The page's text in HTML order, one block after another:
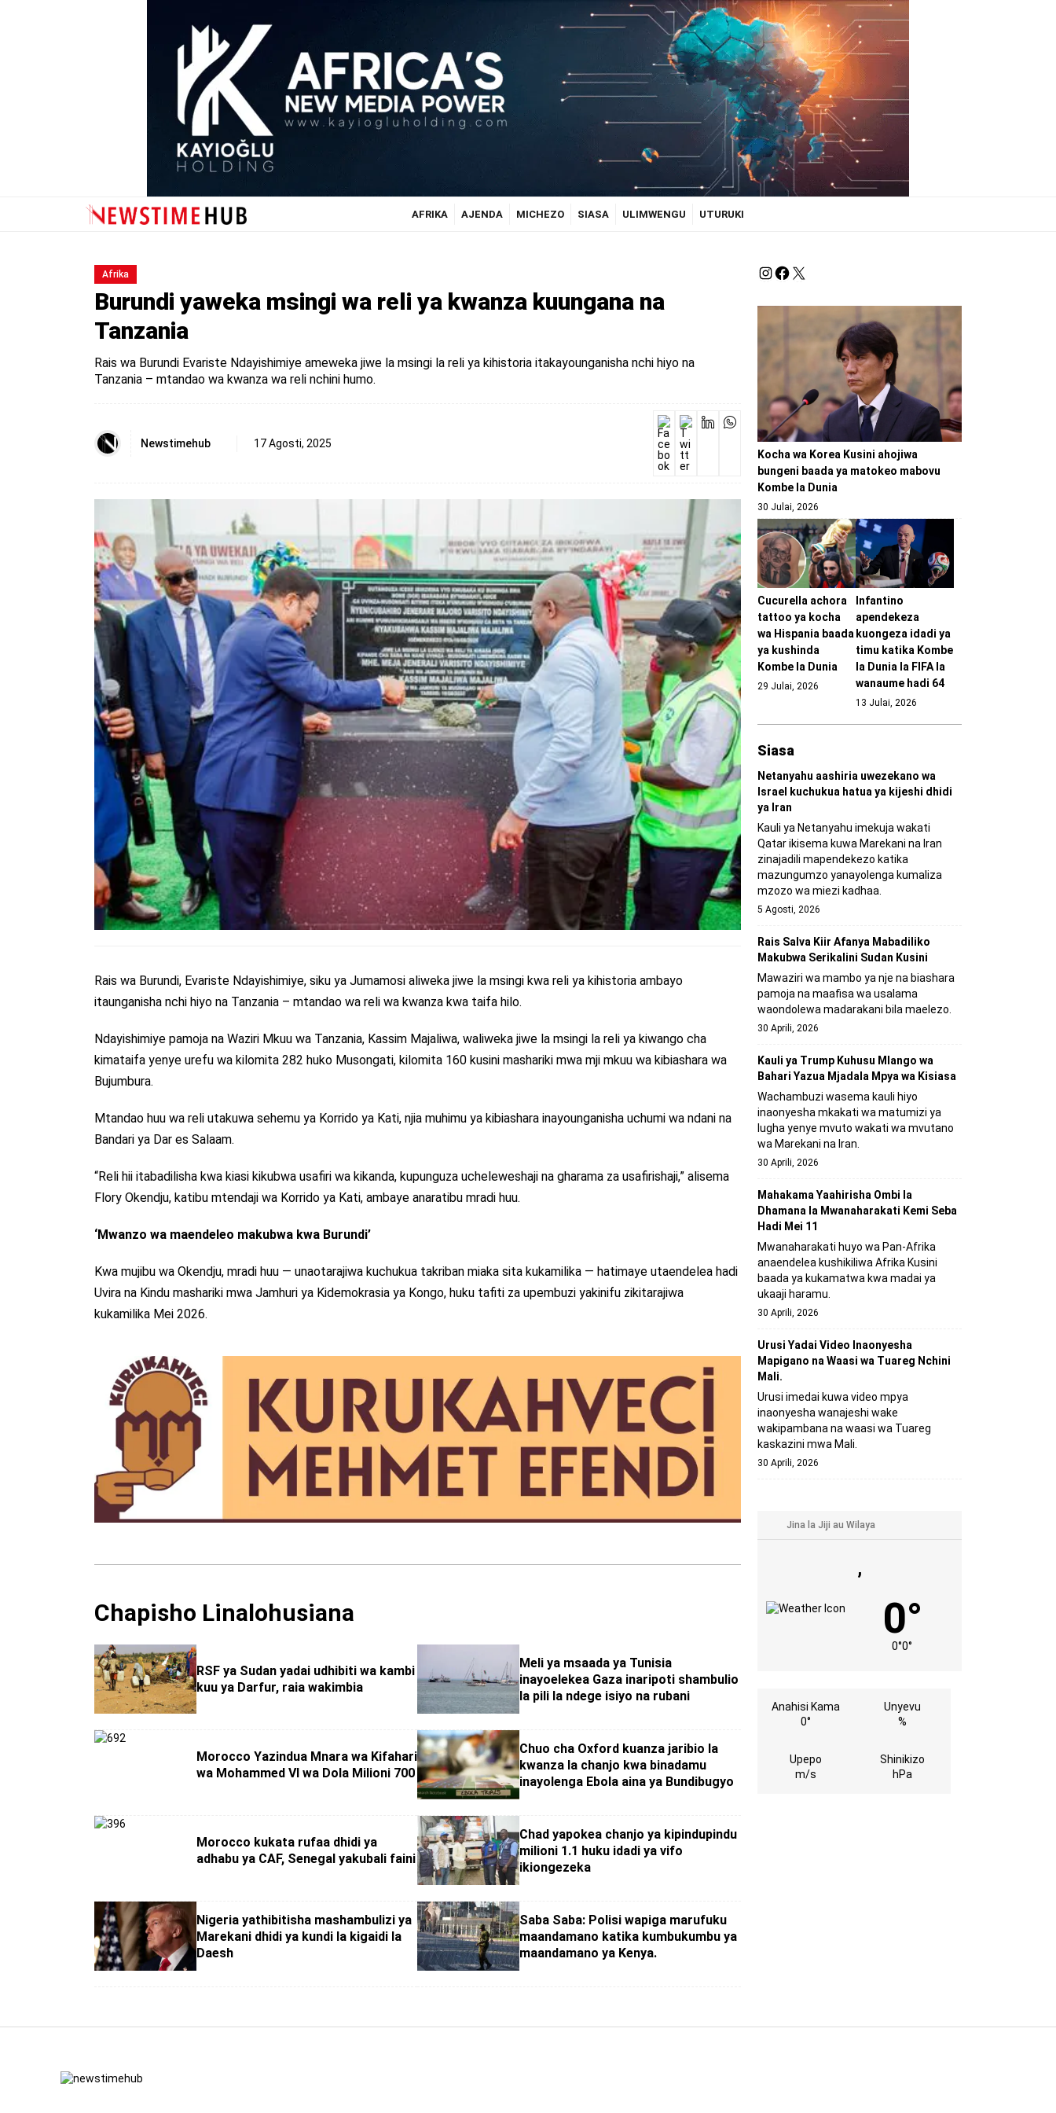
AFRIKA AJENDA MICHEZO SIASA ULIMWENGU UTURUKI
Afrika
Burundi yaweka msingi wa reli ya kwanza kuungana na
Tanzania
Rais wa Burundi Evariste Ndayishimiye ameweka jiwe la msingi la reli ya kihistoria itakayounganisha nchi hiyo na
Tanzania – mtandao wa kwanza wa reli nchini humo.
Newstimehub 17 Agosti, 2025
Rais wa Burundi, Evariste Ndayishimiye, siku ya Jumamosi aliweka jiwe la msingi kwa reli ya kihistoria ambayo
itaunganisha nchi hiyo na Tanzania – mtandao wa reli wa kwanza kwa taifa hilo.
Ndayishimiye pamoja na Waziri Mkuu wa Tanzania, Kassim Majaliwa, waliweka jiwe la msingi la reli ya kiwango cha
kimataifa yenye urefu wa kilomita 282 huko Musongati, kilomita 160 kusini mashariki mwa mji mkuu wa kibiashara wa
Bujumbura.
Mtandao huu wa reli utakuwa sehemu ya Korrido ya Kati, njia muhimu ya kibiashara inayounganisha uchumi wa ndani na
Bandari ya Dar es Salaam.
“Reli hii itabadilisha kwa kiasi kikubwa usafiri wa kikanda, kupunguza ucheleweshaji na gharama za usafirishaji,” alisema
Flory Okendju, katibu mtendaji wa Korrido ya Kati, ambaye anaratibu mradi huu.
‘Mwanzo wa maendeleo makubwa kwa Burundi’
Kwa mujibu wa Okendju, mradi huu — unaotarajiwa kuchukua takriban miaka sita kukamilika — hatimaye utaendelea hadi
Uvira na Kindu mashariki mwa Jamhuri ya Kidemokrasia ya Kongo, huku tafiti za upembuzi yakinifu zikitarajiwa
kukamilika Mei 2026.
Chapisho Linalohusiana
RSF ya Sudan yadai udhibiti wa kambi
kuu ya Darfur, raia wakimbia
Meli ya msaada ya Tunisia
inayoelekea Gaza inaripoti shambulio
la pili la ndege isiyo na rubani
Morocco Yazindua Mnara wa Kifahari
wa Mohammed VI wa Dola Milioni 700
Chuo cha Oxford kuanza jaribio la
kwanza la chanjo kwa binadamu
inayolenga Ebola aina ya Bundibugyo
Morocco kukata rufaa dhidi ya
adhabu ya CAF, Senegal yakubali faini
Chad yapokea chanjo ya kipindupindu
milioni 1.1 huku idadi ya vifo
ikiongezeka
Nigeria yathibitisha mashambulizi ya
Marekani dhidi ya kundi la kigaidi la
Daesh
Saba Saba: Polisi wapiga marufuku
maandamano katika kumbukumbu ya
maandamano ya Kenya.
Kocha wa Korea Kusini ahojiwa
bungeni baada ya matokeo mabovu
Kombe la Dunia
30 Julai, 2026
Cucurella achora
tattoo ya kocha
wa Hispania baada
ya kushinda
Kombe la Dunia
29 Julai, 2026
Infantino
apendekeza
kuongeza idadi ya
timu katika Kombe
la Dunia la FIFA la
wanaume hadi 64
13 Julai, 2026
Siasa
Netanyahu aashiria uwezekano wa
Israel kuchukua hatua ya kijeshi dhidi
ya Iran
Kauli ya Netanyahu imekuja wakati
Qatar ikisema kuwa Marekani na Iran
zinajadili mapendekezo katika
mazungumzo yanayolenga kumaliza
mzozo wa miezi kadhaa.
5 Agosti, 2026
Rais Salva Kiir Afanya Mabadiliko
Makubwa Serikalini Sudan Kusini
Mawaziri wa mambo ya nje na biashara
pamoja na maafisa wa usalama
waondolewa madarakani bila maelezo.
30 Aprili, 2026
Kauli ya Trump Kuhusu Mlango wa
Bahari Yazua Mjadala Mpya wa Kisiasa
Wachambuzi wasema kauli hiyo
inaonyesha mkakati wa matumizi ya
lugha yenye mvuto wakati wa mvutano
wa Marekani na Iran.
30 Aprili, 2026
Mahakama Yaahirisha Ombi la
Dhamana la Mwanaharakati Kemi Seba
Hadi Mei 11
Mwanaharakati huyo wa Pan-Afrika
anaendelea kushikiliwa Afrika Kusini
baada ya kukamatwa kwa madai ya
ukaaji haramu.
30 Aprili, 2026
Urusi Yadai Video Inaonyesha
Mapigano na Waasi wa Tuareg Nchini
Mali.
Urusi imedai kuwa video mpya
inaonyesha wanajeshi wake
wakipambana na waasi wa Tuareg
kaskazini mwa Mali.
30 Aprili, 2026
,
0°
0°0°
Anahisi Kama
0°
Unyevu
%
Upepo
m/s
Shinikizo
hPa